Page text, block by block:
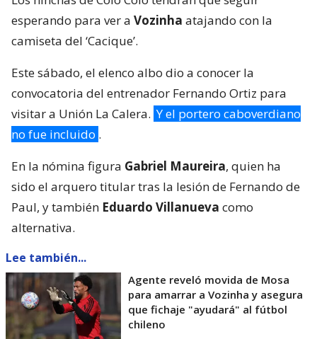
esperando para ver a Vozinha atajando con la
camiseta del ‘Cacique’.
Este sábado, el elenco albo dio a conocer la
convocatoria del entrenador Fernando Ortiz para
visitar a Unión La Calera. Y el portero caboverdiano
no fue incluido .
En la nómina figura Gabriel Maureira, quien ha
sido el arquero titular tras la lesión de Fernando de
Paul, y también Eduardo Villanueva como
alternativa.
Lee también...
Agente reveló movida de Mosa
para amarrar a Vozinha y asegura
que fichaje "ayudará" al fútbol
chileno